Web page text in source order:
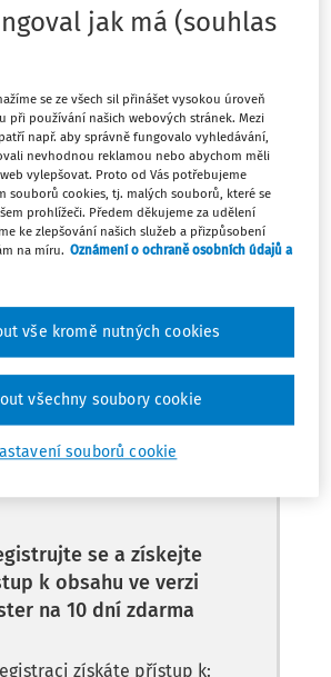
ho budu vyplácet v Kč na účet?
EUR, ale nárok bude vyplacen v Kč
pro přepočet použít?
Máte předplatné? Přihlaste se
dokument je jen pro
se a získejte
k obsahu ve verzi
na 10 dní zdarma
získáte přístup k:
jak má (souhlas
se ze všech sil přinášet vysokou úroveň
při používání našich webových stránek. Mezi
např. aby správně fungovalo vyhledávání,
nevhodnou reklamou nebo abychom měli
vylepšovat. Proto od Vás potřebujeme
souborů cookies, tj. malých souborů, které se
prohlížeči. Předem děkujeme za udělení
ke zlepšování našich služeb a přizpůsobení
na míru. Oznámení o ochraně osobních údajů a
souborů cookie
vše kromě nutných cookies
všechny soubory cookie